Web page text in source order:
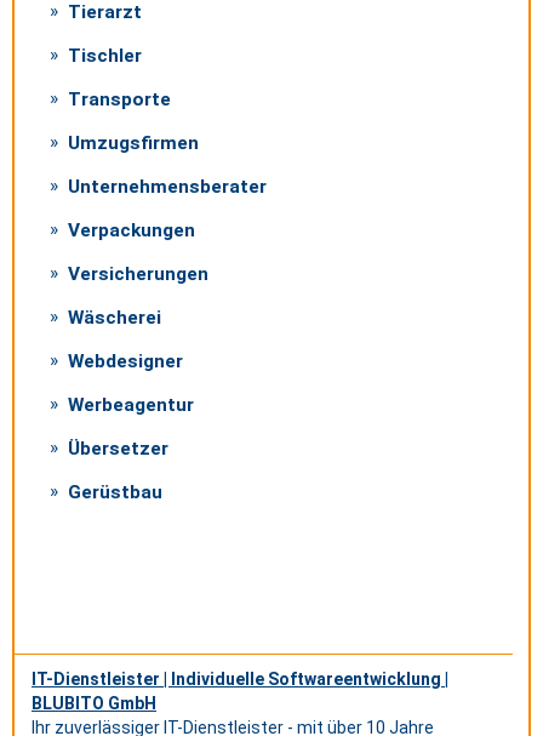
Tierarzt
Tischler
Transporte
Umzugsfirmen
Unternehmensberater
Verpackungen
Versicherungen
Wäscherei
Webdesigner
Werbeagentur
Übersetzer
Gerüstbau
IT-Dienstleister | Individuelle Softwareentwicklung |
BLUBITO GmbH
Ihr zuverlässiger IT-Dienstleister - mit über 10 Jahre